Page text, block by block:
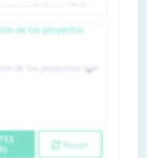
de los proyectos
Reset